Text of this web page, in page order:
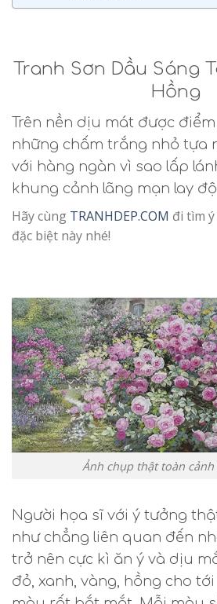
Tranh Sơn Dầu Sáng
Hồng
Trên nền dịu mát được
những chấm trắng nhỏ tựa
với hàng ngàn vì sao lấp
khung cảnh lãng mạn lay
Hãy cùng TRANHDEP.COM đi tìm
đặc biệt này nhé!
Ảnh chụp thật toàn
Người họa sĩ với ý tưởng
như chẳng liên quan đến
trở nên cực kì ăn ý và dịu
đỏ, xanh, vàng, hồng cho